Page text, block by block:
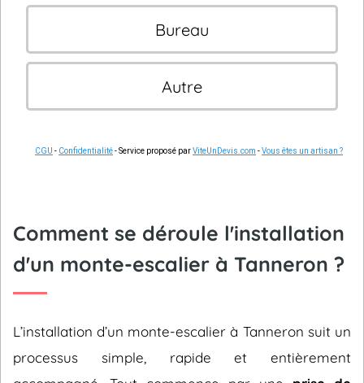
Bureau
Autre
CGU - Confidentialité- Service proposé parViteUnDevis.com -Vous êtes un artisan ?
Comment se déroule l'installation
d'un monte-escalier à Tanneron ?
L’installation d’un monte-escalier à Tanneron suit un
processus simple, rapide et entièrement